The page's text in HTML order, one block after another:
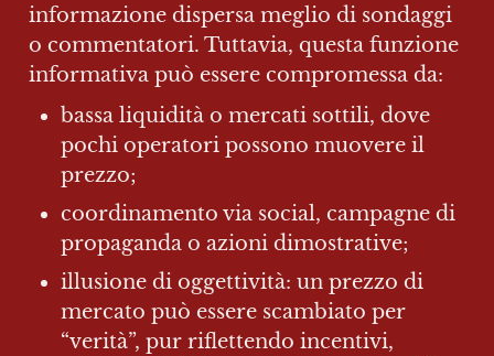
informazione dispersa meglio di sondaggi
o commentatori. Tuttavia, questa funzione
informativa può essere compromessa da:
bassa liquidità o mercati sottili, dove
pochi operatori possono muovere il
prezzo;
coordinamento via social, campagne di
propaganda o azioni dimostrative;
illusione di oggettività: un prezzo di
mercato può essere scambiato per
“verità”, pur riflettendo incentivi,